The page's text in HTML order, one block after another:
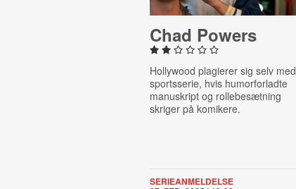
Chad Powers
Hollywood plagierer sig selv med
sportsserie, hvis humorforladte
manuskript og rollebesætning
skriger på komikere.
SERIEANMELDELSE